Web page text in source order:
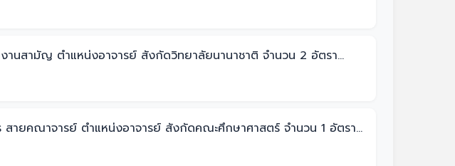
านสามัญ ตำแหน่งอาจารย์ สังกัดวิทยาลัยนานาชาติ จำนวน 2 อัตรา...
สายคณาจารย์ ตำแหน่งอาจารย์ สังกัดคณะศึกษาศาสตร์ จำนวน 1 อัตรา...